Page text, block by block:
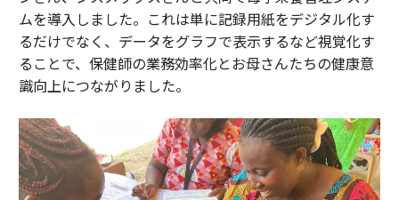
ムを導入しました。これは単に記録用紙をデジタル化す
るだけでなく、データをグラフで表示するなど視覚化す
ることで、保健師の業務効率化とお母さんたちの健康意
識向上につながりました。